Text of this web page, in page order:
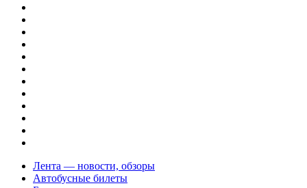
Лента — новости, обзоры
Автобусные билеты